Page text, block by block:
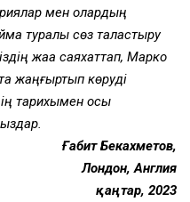
мен олардың
туралы сөз таластыру
жаққа саяхаттап, Марко
жаңғыртып көруді
тарихымен осы
Ғабит Бекахметов,
Лондон, Англия
қаңтар, 2023